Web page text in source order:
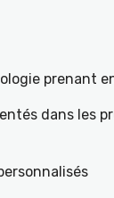
prenant
dans les